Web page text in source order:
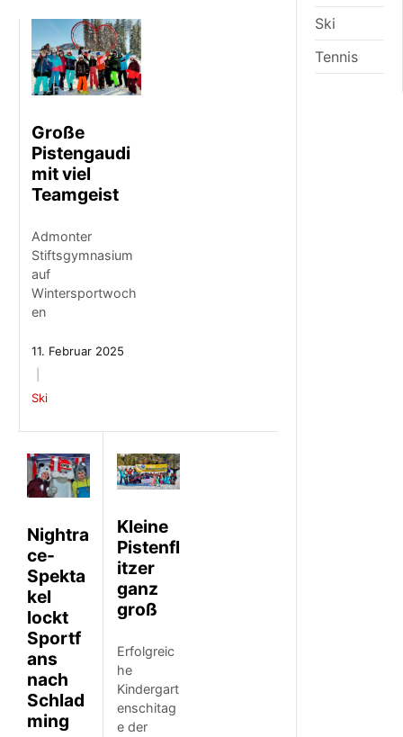
Große
Pistengaudi
mit viel
Teamgeist
Admonter
Stiftsgymnasium
auf
Wintersportwoch
en
11. Februar 2025
Ski
Nightra
ce-
Spekta
kel
lockt
Sportf
ans
nach
Schlad
ming
Kleine
Pistenfl
itzer
ganz
groß
Erfolgreic
he
Kindergart
enschitag
e der
Ski
Tennis